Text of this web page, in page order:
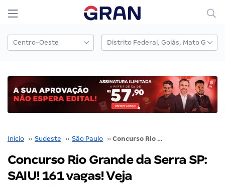
Início ›› Sudeste ›› São Paulo ›› Concurso Rio Grande da Serra SP: SAIU! 161 vagas! Veja
Concurso Rio Grande da Serra SP:
SAIU! 161 vagas! Veja